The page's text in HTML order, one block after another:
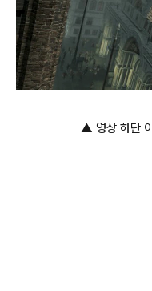
▲ 영상 하단